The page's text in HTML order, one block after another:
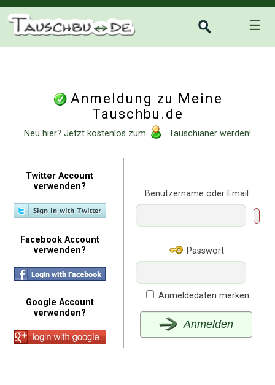
☰
Anmeldung zu Meine
Tauschbu.de
Neu hier? Jetzt kostenlos zum Tauschianer werden!
Twitter Account
verwenden?
Benutzername oder Email
Passwort
Anmeldedaten merken
Anmelden
Facebook Account
verwenden?
Google Account
verwenden?